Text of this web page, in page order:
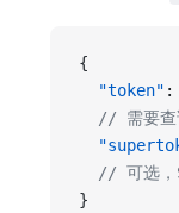
{
  "token"
:
// 需要
// 可选
}